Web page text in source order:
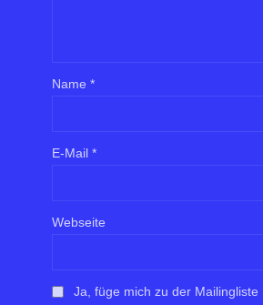
Name *
E-Mail *
Webseite
Ja, füge mich zu der Mailingliste